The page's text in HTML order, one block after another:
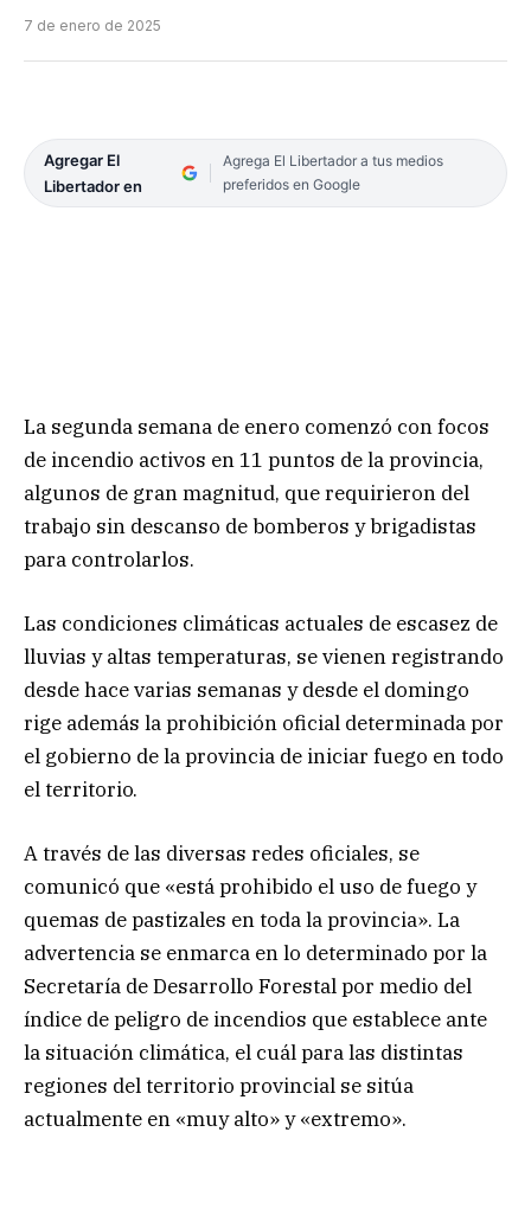
7 de enero de 2025
Agregar El
Libertador en
Agrega El Libertador a tus medios
preferidos en Google
La segunda semana de enero comenzó con focos
de incendio activos en 11 puntos de la provincia,
algunos de gran magnitud, que requirieron del
trabajo sin descanso de bomberos y brigadistas
para controlarlos.
Las condiciones climáticas actuales de escasez de
lluvias y altas temperaturas, se vienen registrando
desde hace varias semanas y desde el domingo
rige además la prohibición oficial determinada por
el gobierno de la provincia de iniciar fuego en todo
el territorio.
A través de las diversas redes oficiales, se
comunicó que «está prohibido el uso de fuego y
quemas de pastizales en toda la provincia». La
advertencia se enmarca en lo determinado por la
Secretaría de Desarrollo Forestal por medio del
índice de peligro de incendios que establece ante
la situación climática, el cuál para las distintas
regiones del territorio provincial se sitúa
actualmente en «muy alto» y «extremo».